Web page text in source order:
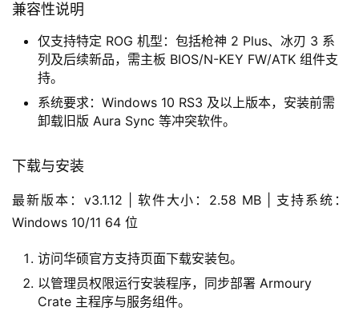
兼容性说明
仅支持特定 ROG 机型：包括枪神 2 Plus、冰刃 3 系
列及后续新品，需主板 BIOS/N-KEY FW/ATK 组件支
持。
系统要求：Windows 10 RS3 及以上版本，安装前需
卸载旧版 Aura Sync 等冲突软件。
下载与安装
最新版本：v3.1.12 | 软件大小：2.58 MB | 支持系统：
Windows 10/11 64 位
访问华硕官方支持页面下载安装包。
以管理员权限运行安装程序，同步部署 Armoury
Crate 主程序与服务组件。